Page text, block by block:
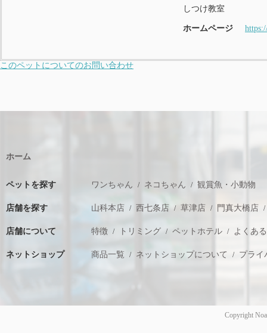
しつけ教室
ホームページ
このペットについてのお問い合わせ
ホーム
ペットを探す ワンちゃん ネコちゃん 観賞魚・小動物
店舗を探す 山科本店 西七条店 草津店 門真大橋店
店舗について 特徴 トリミング ペットホテル よくあ
ネットショップ 商品一覧 ネットショップについて プライ
Copyright